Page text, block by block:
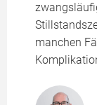
manchen